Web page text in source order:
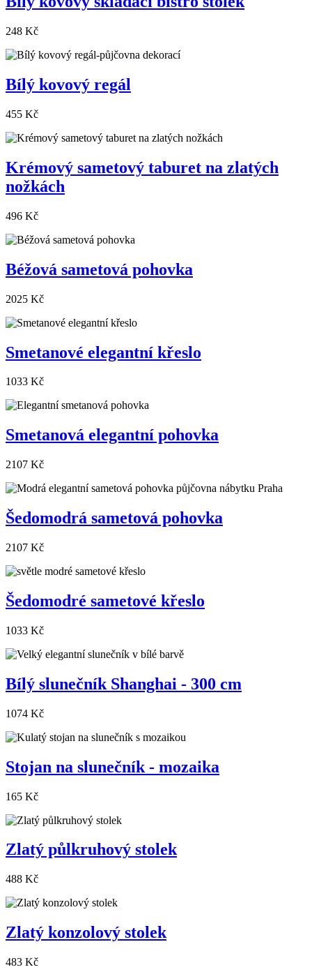
248 Kč
Bílý kovový regál
455 Kč
Krémový sametový taburet na zlatých
nožkách
496 Kč
Béžová sametová pohovka
2025 Kč
Smetanové elegantní křeslo
1033 Kč
Smetanová elegantní pohovka
2107 Kč
Šedomodrá sametová pohovka
2107 Kč
Šedomodré sametové křeslo
1033 Kč
Bílý slunečník Shanghai - 300 cm
1074 Kč
Stojan na slunečník - mozaika
165 Kč
Zlatý půlkruhový stolek
488 Kč
Zlatý konzolový stolek
483 Kč